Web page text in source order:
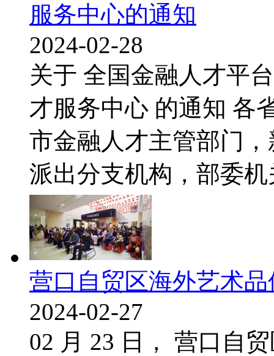
服务中心的通知
2024-02-28
关于 全国金融人才平
才服务中心 的通知 各
市金融人才主管部门
派出分支机构，部委机
营口自贸区海外艺术
2024-02-27
02 月 23 日， 营口自